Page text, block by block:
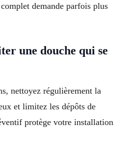
demande parfois plus
une douche qui se
nettoyez régulièrement la
et limitez les dépôts de
protège votre installation